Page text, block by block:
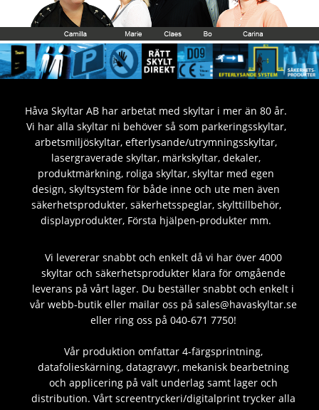
Håva Skyltar AB har arbetat med skyltar i mer än 80 år.
Vi har alla skyltar ni behöver så som parkeringsskyltar,
arbetsmiljöskyltar, efterlysande/utrymningsskyltar,
lasergraverade skyltar, märkskyltar, dekaler,
produktmärkning, roliga skyltar, skyltar med egen
design, skyltsystem för både inne och ute men även
säkerhetsprodukter, säkerhetsspeglar, skylttillbehör,
displayprodukter, Första hjälpen-produkter mm.
Vi levererar snabbt och enkelt då vi har över 4000
skyltar och säkerhetsprodukter klara för omgående
leverans på vårt lager. Du beställer snabbt och enkelt i
vår webb-butik eller mailar oss på sales@havaskyltar.se
eller ring oss på 040-671 7750!
Vår produktion omfattar 4-färgsprintning,
datafolieskärning, datagravyr, mekanisk bearbetning
och applicering på valt underlag samt lager och
distribution. Vårt screentryckeri/digitalprint trycker alla